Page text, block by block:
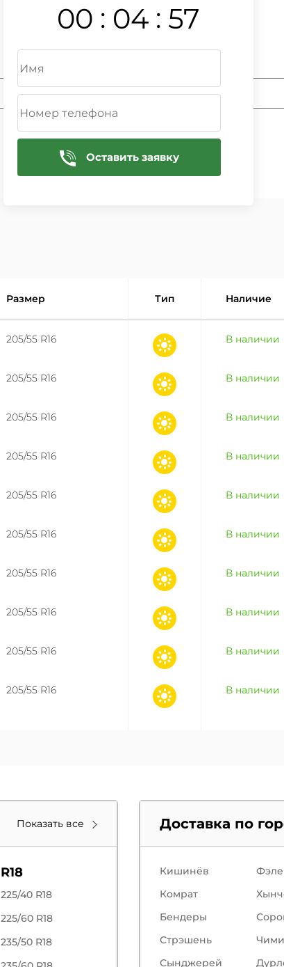
ДОБАВИТЬ
Размер Тип Наличие
205/55 R16 В наличии
205/55 R16 В наличии
205/55 R16 В наличии
205/55 R16 В наличии
205/55 R16 В наличии
205/55 R16 В наличии
205/55 R16 В наличии
205/55 R16 В наличии
205/55 R16 В наличии
205/55 R16 В наличии
Показать все
R18
225/40 R18
225/60 R18
235/50 R18
Доставка по
Кишинёв
Комрат
Бендеры
Стрэшень
Сынджерей
00 : 04 : 57
Оставить заявку